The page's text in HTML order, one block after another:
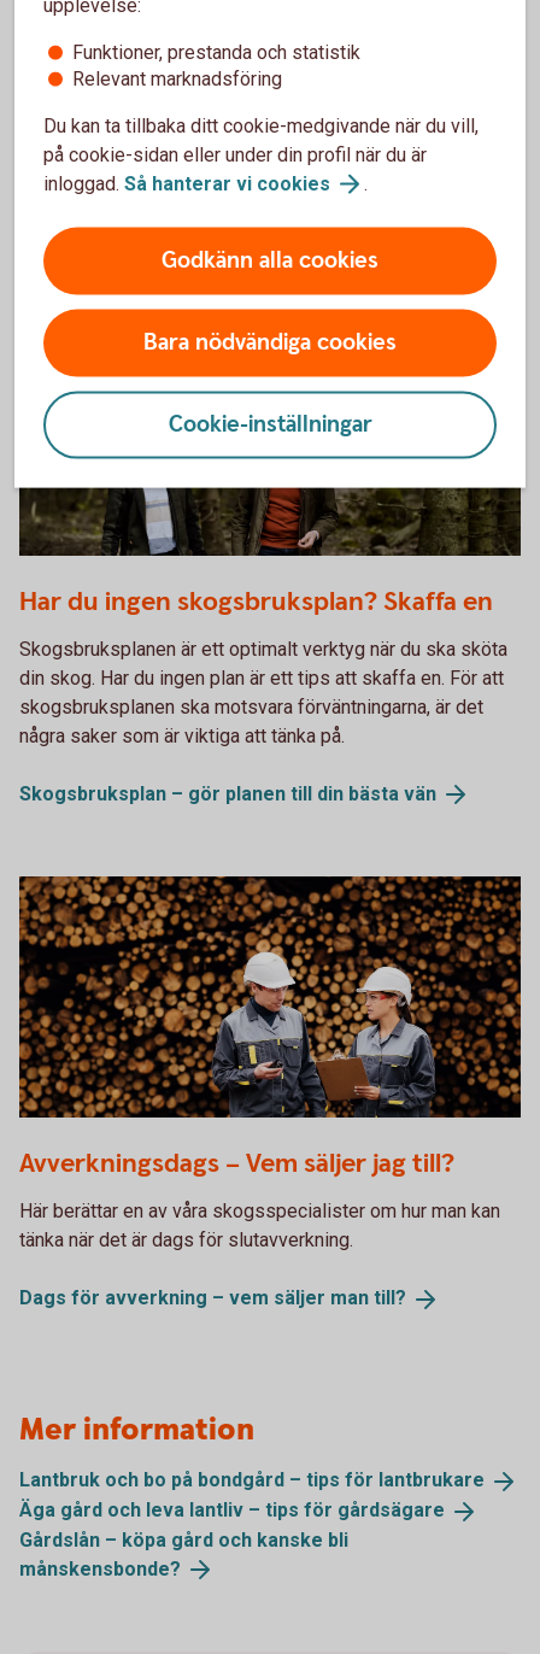
493744040
Tips till dig som nybliven skogsägare
Först: Stort grattis som nybliven skogsägare. Oavsett om
du har köpt eller ärvt din skog, är ett tips att sätta mål med
vad du vill göra med din skog. Har du det klart kommer
mycket att ge sig av sig självt.
Ärvt eller köpt skog? Börja medmålen
Har du ingen skogsbruksplan? Skaffa en
Skogsbruksplanen är ett optimalt verktyg när du ska sköta
din skog. Har du ingen plan är ett tips att skaffa en. För att
skogsbruksplanen ska motsvara förväntningarna, är det
några saker som är viktiga att tänka på.
Skogsbruksplan – gör planen till din bästa vän
Avverkningsdags – Vem säljer jag till?
Här berättar en av våra skogsspecialister om hur man kan
tänka när det är dags för slutavverkning.
Dags för avverkning – vem säljer man till?
Mer information
Lantbruk och bo på bondgård – tips för lantbrukare
Äga gård och leva lantliv – tips för gårdsägare
Gårdslån – köpa gård och kanske bli
månskensbonde?
Funktioner, prestanda och statistik
Relevant marknadsföring
Du kan ta tillbaka ditt cookie-medgivande när du vill,
på cookie-sidan eller under din profil när du är
inloggad. Så hanterar vi cookies .
Godkänn alla cookies
Bara nödvändiga cookies
Cookie-inställningar